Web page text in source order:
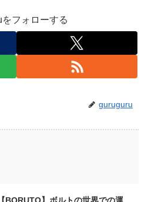
フォローする
guruguru